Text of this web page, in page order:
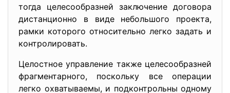
тогда целесообразней заключение договора
дистанционно в виде небольшого проекта,
рамки которого относительно легко задать и
контролировать.
Целостное управление также целесообразней
фрагментарного, поскольку все операции
легко охватываемы, и подконтрольны одному